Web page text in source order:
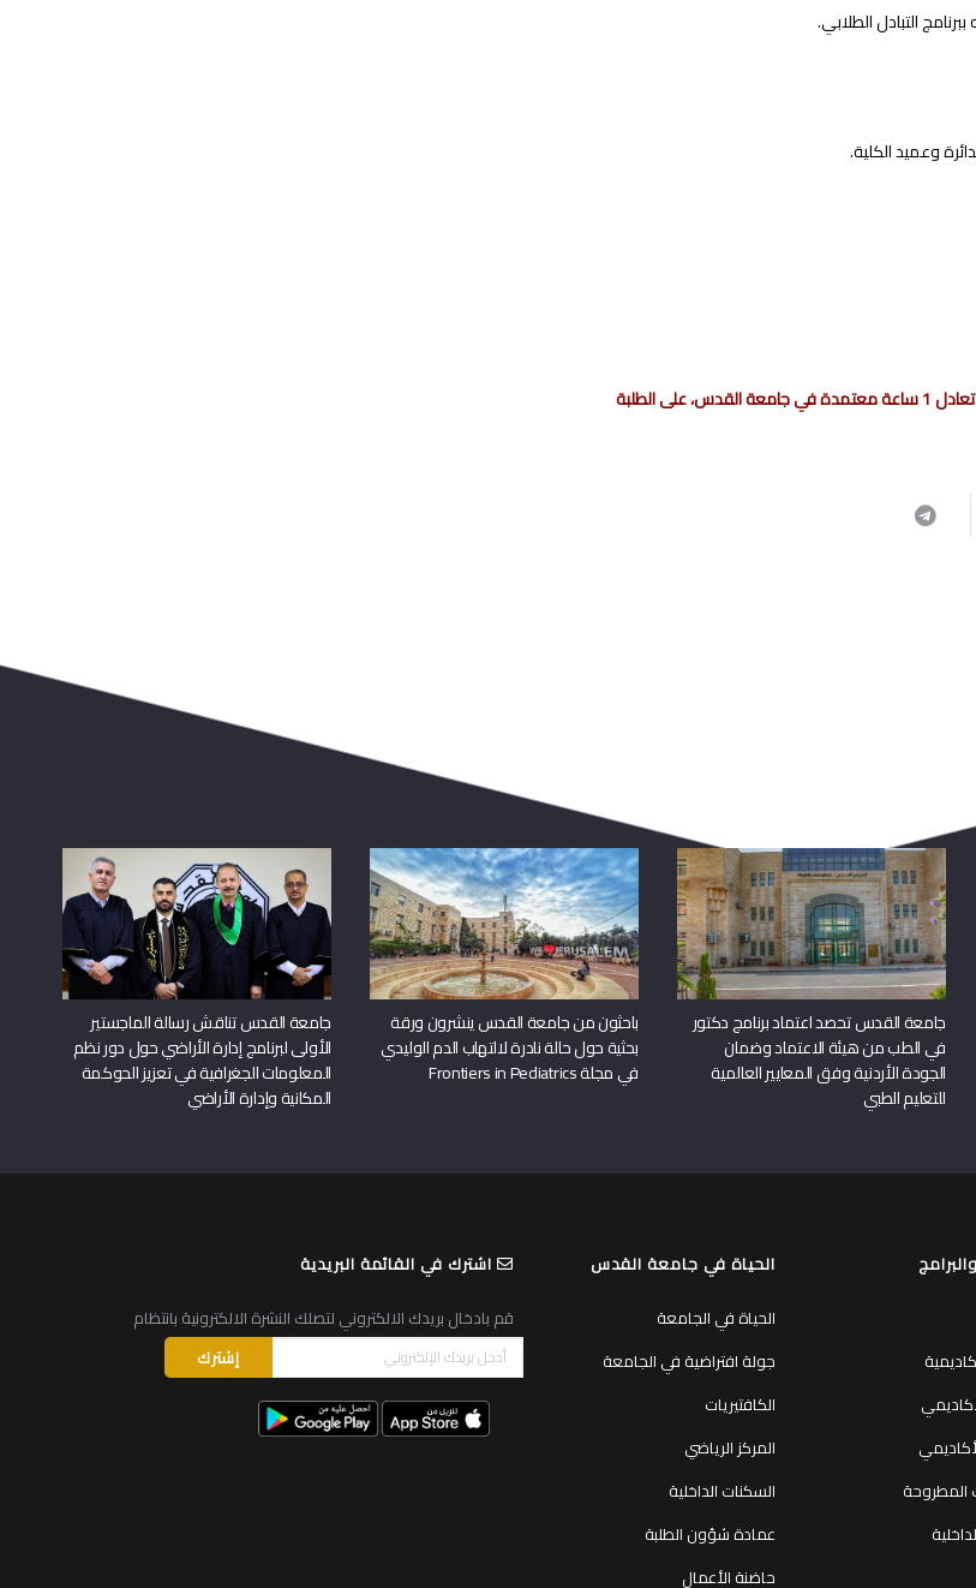
التبادل الطلابي.
وعميد الكلية.
ملاحظة: الرجاء العلم أن كل 2 ساعة حسب النظام الأوروبي (ECTS) في الجامعة المضيفة تعادل 1 ساعة معتمدة في جامعة القدس، على الطلبة
جامعة القدس تحصد اعتماد برنامج دكتور
في الطب من هيئة الاعتماد وضمان
الجودة الأردنية وفق المعايير العالمية
للتعليم الطبي
باحثون من جامعة القدس ينشرون ورقة
بحثية حول حالة نادرة لالتهاب الدم الوليدي
في مجلة Frontiers in Pediatrics
جامعة القدس تناقش رسالة الماجستير
الأولى لبرنامج إدارة الأراضي حول دور نظم
المعلومات الجغرافية في تعزيز الحوكمة
المكانية وإدارة الأراضي
المطروحة
الحياة في جامعة القدس
الحياة في الجامعة
جولة افتراضية في الجامعة
الكافتيريات
المركز الرياضي
السكنات الداخلية
عمادة شؤون الطلبة
حاضنة الأعمال
اشترك في القائمة البريدية
قم بادخال بريدك الالكتروني لتصلك النشرة الالكترونية بانتظام